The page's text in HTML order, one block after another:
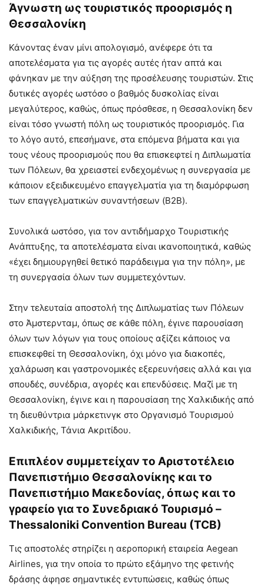
Άγνωστη ως τουριστικός προορισμός η
Θεσσαλονίκη
Κάνοντας έναν μίνι απολογισμό, ανέφερε ότι τα
αποτελέσματα για τις αγορές αυτές ήταν απτά και
φάνηκαν με την αύξηση της προσέλευσης τουριστών. Στις
δυτικές αγορές ωστόσο ο βαθμός δυσκολίας είναι
μεγαλύτερος, καθώς, όπως πρόσθεσε, η Θεσσαλονίκη δεν
είναι τόσο γνωστή πόλη ως τουριστικός προορισμός. Για
το λόγο αυτό, επεσήμανε, στα επόμενα βήματα και για
τους νέους προορισμούς που θα επισκεφτεί η Διπλωματία
των Πόλεων, θα χρειαστεί ενδεχομένως η συνεργασία με
κάποιον εξειδικευμένο επαγγελματία για τη διαμόρφωση
των επαγγελματικών συναντήσεων (B2B).
Συνολικά ωστόσο, για τον αντιδήμαρχο Τουριστικής
Ανάπτυξης, τα αποτελέσματα είναι ικανοποιητικά, καθώς
«έχει δημιουργηθεί θετικό παράδειγμα για την πόλη», με
τη συνεργασία όλων των συμμετεχόντων.
Στην τελευταία αποστολή της Διπλωματίας των Πόλεων
στο Άμστερνταμ, όπως σε κάθε πόλη, έγινε παρουσίαση
όλων των λόγων για τους οποίους αξίζει κάποιος να
επισκεφθεί τη Θεσσαλονίκη, όχι μόνο για διακοπές,
χαλάρωση και γαστρονομικές εξερευνήσεις αλλά και για
σπουδές, συνέδρια, αγορές και επενδύσεις. Μαζί με τη
Θεσσαλονίκη, έγινε και η παρουσίαση της Χαλκιδικής από
τη διευθύντρια μάρκετινγκ στο Οργανισμό Τουρισμού
Χαλκιδικής, Τάνια Ακριτίδου.
Επιπλέον συμμετείχαν το Αριστοτέλειο
Πανεπιστήμιο Θεσσαλονίκης και το
Πανεπιστήμιο Μακεδονίας, όπως και το
γραφείο για το Συνεδριακό Τουρισμό –
Thessaloniki Convention Bureau (TCB)
Τις αποστολές στηρίζει η αεροπορική εταιρεία Aegean
Airlines, για την οποία το πρώτο εξάμηνο της φετινής
δράσης άφησε σημαντικές εντυπώσεις, καθώς όπως